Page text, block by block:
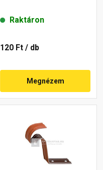
Raktáron
120 Ft / db
Megnézem